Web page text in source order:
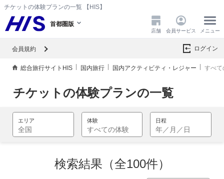
チケットの体験プランの一覧 【HIS】
首都圏版
店舗 会員サービス メニュー
会員規約 ログイン
総合旅行サイトHIS 国内旅行 国内アクティビティ・レジャー すべて
チケットの体験プランの一覧
検索結果（全100件）